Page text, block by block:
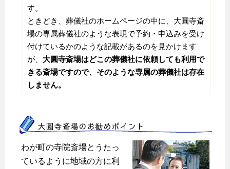
す。
ときどき、葬儀社のホームページの中に、大圓寺斎
場の専属葬儀社のような表現で予約・申込みを受け
付けているかのような記載があるのを見かけます
が、 大圓寺斎場はどこの葬儀社に依頼しても利用で
きる斎場ですので、そのような専属の葬儀社は存在
しません。
大圓寺斎場のお勧めポイント
わが町の寺院斎場とうたっ
ているように地域の方に利